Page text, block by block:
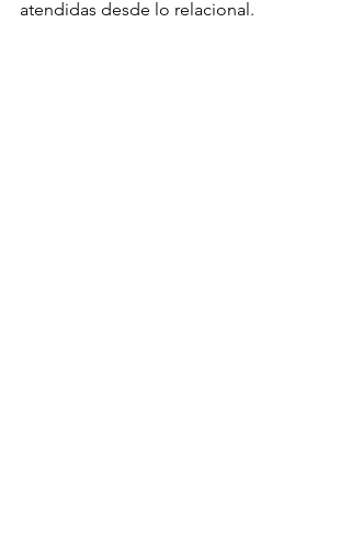
atendidas desde lo relacional.